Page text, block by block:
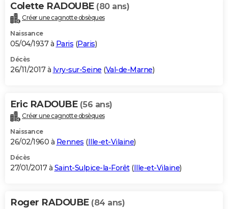
Colette RADOUBE (80 ans)
Créer une cagnotte obsèques
Naissance
05/04/1937 à Paris (Paris)
Décès
26/11/2017 à Ivry-sur-Seine (Val-de-Marne)
Eric RADOUBE (56 ans)
Créer une cagnotte obsèques
Naissance
26/02/1960 à Rennes (Ille-et-Vilaine)
Décès
27/01/2017 à Saint-Sulpice-la-Forêt(Ille-et-Vilaine)
Roger RADOUBE (84 ans)